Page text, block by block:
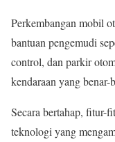
Perkembangan mobil
bantuan pengemudi
control, dan parkir
kendaraan yang benar-
Secara bertahap, fitur-
teknologi yang